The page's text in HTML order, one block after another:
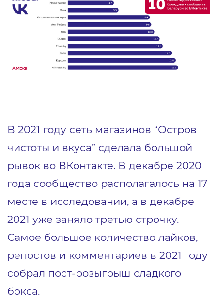
В 2021 году сеть магазинов “Остров
чистоты и вкуса” сделала большой
рывок во ВКонтакте. В декабре 2020
года сообщество располагалось на 17
месте в исследовании, а в декабре
2021 уже заняло третью строчку.
Самое большое количество лайков,
репостов и комментариев в 2021 году
собрал пост-розыгрыш сладкого
бокса.